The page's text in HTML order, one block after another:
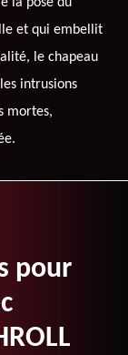
la pose du
et qui embellit
le chapeau
intrusions
mortes,
pour